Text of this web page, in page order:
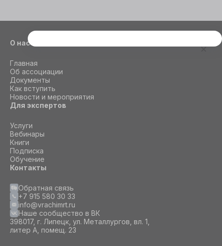
О нас
Главная
Об ассоциации
Документы
Как вступить
Новости и мероприятия
Для экспертов
Услуги
Вебинары
Книги
Подписка
Обучение
Контакты
Обратная связь
+7 915 580 30 33
info@vrachimrt.ru
Наше сообщество в ВК
398017, г. Липецк, ул. Металлургов, вл. 1,
литер А, помещ. 23
Этот сайт использует cookie
необходимы файлы cookie
СОГЛАСИЕ ПОДРОБНОСТИ